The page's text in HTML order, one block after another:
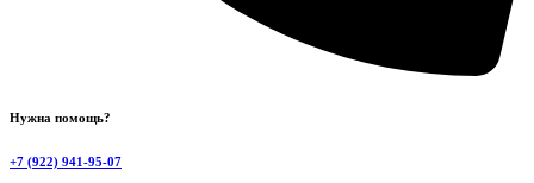
Нужна помощь?
+7 (922) 941-95-07